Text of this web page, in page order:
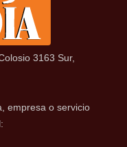
3163 Sur,
empresa o servicio